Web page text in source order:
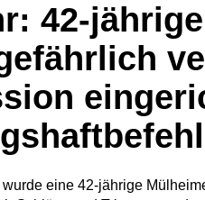
42-
eine 42-jährige